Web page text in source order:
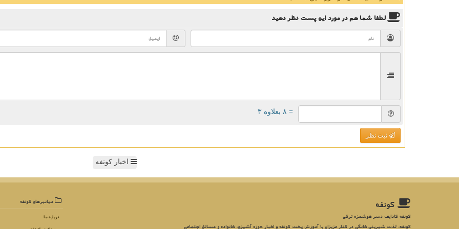
لطفا شما همدر مورد این پستنظر دهید
= ۸ بعلاوه ۳
ثبت نظر
اخبار کونفه
كونفه
کونفه کادایف دسر خوشمزه ترکی
کونفه، لذت شیرینی خانگی در کنار عزیزان با آموزش پخت کونفه و اخبار حوزه آشپزی، خانواده و مسائل اجتماعی
میانبرهای كونفه
درباره ما